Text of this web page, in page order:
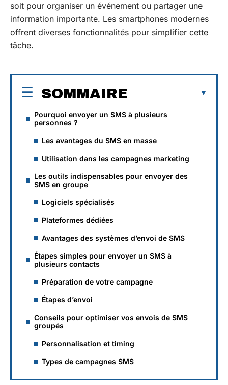
soit pour organiser un événement ou partager une
information importante. Les smartphones modernes
offrent diverses fonctionnalités pour simplifier cette
tâche.
SOMMAIRE
Pourquoi envoyer un SMS à plusieurs
personnes ?
Les avantages du SMS en masse
Utilisation dans les campagnes marketing
Les outils indispensables pour envoyer des
SMS en groupe
Logiciels spécialisés
Plateformes dédiées
Avantages des systèmes d’envoi de SMS
Étapes simples pour envoyer un SMS à
plusieurs contacts
Préparation de votre campagne
Étapes d’envoi
Conseils pour optimiser vos envois de SMS
groupés
Personnalisation et timing
Types de campagnes SMS